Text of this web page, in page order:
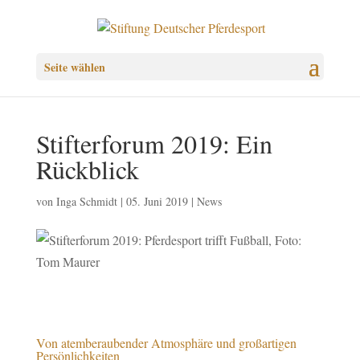
Seite wählen
Stifterforum 2019: Ein
Rückblick
von Inga Schmidt| 05. Juni 2019| News
Von atemberaubender Atmosphäre und großartigen
Persönlichkeiten